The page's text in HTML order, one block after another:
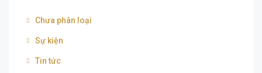
Chưa phân loại
Sự kiện
Tin tức